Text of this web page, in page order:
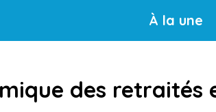
À la une
des retraités